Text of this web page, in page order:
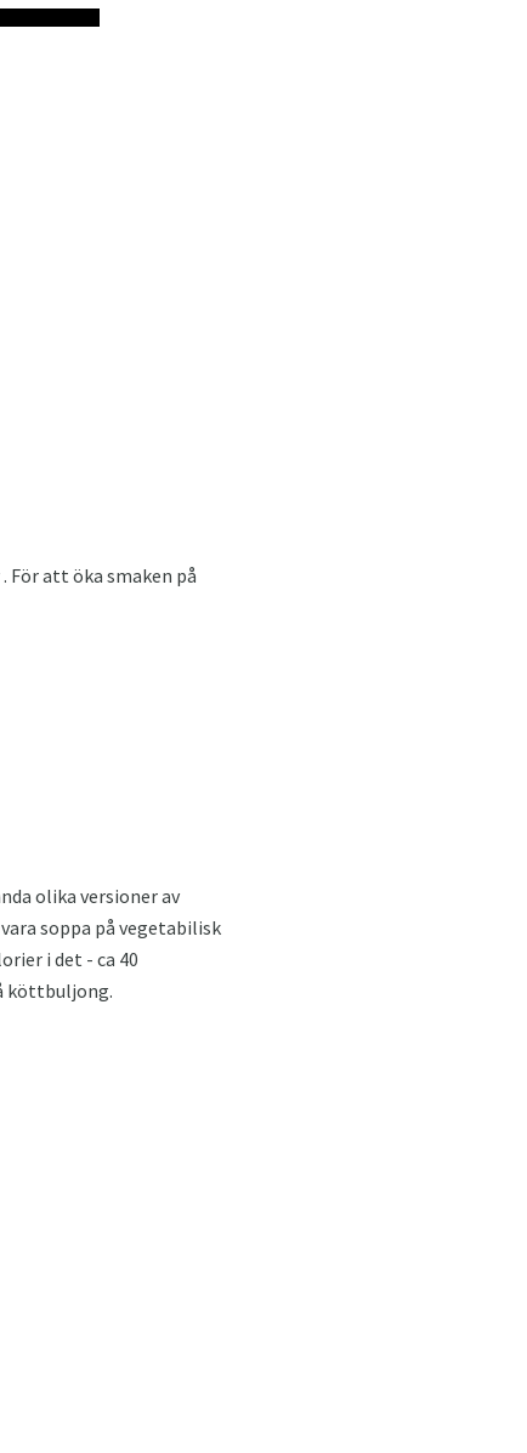
För att öka smaken på
olika versioner av
soppa på vegetabilisk
i det - ca 40
köttbuljong.